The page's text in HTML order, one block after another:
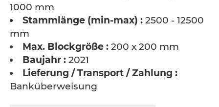
1000 mm
Stammlänge (min-max) : 2500 - 12500
mm
Max. Blockgröße : 200 x 200 mm
Baujahr : 2021
Lieferung / Transport / Zahlung :
Banküberweisung